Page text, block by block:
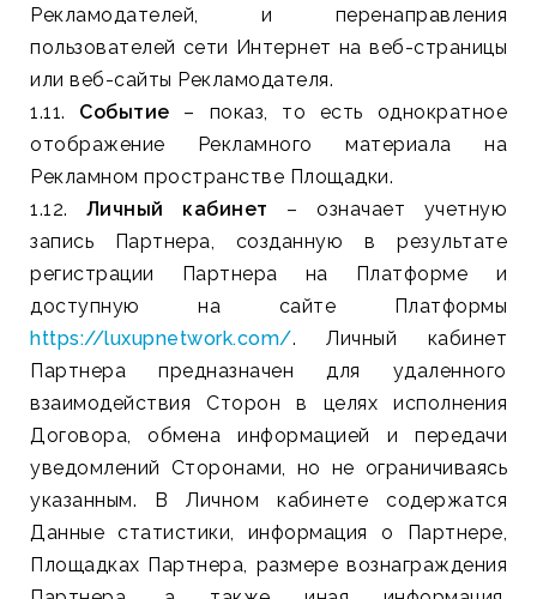
Рекламодателей, и перенаправления
пользователей сети Интернет на веб-страницы
или веб-сайты Рекламодателя.
1.11. Событие – показ, то есть однократное
отображение Рекламного материала на
Рекламном пространстве Площадки.
1.12. Личный кабинет – означает учетную
запись Партнера, созданную в результате
регистрации Партнера на Платформе и
доступную на сайте Платформы
https://luxupnetwork.com/. Личный кабинет
Партнера предназначен для удаленного
взаимодействия Сторон в целях исполнения
Договора, обмена информацией и передачи
уведомлений Сторонами, но не ограничиваясь
указанным. В Личном кабинете содержатся
Данные статистики, информация о Партнере,
Площадках Партнера, размере вознаграждения